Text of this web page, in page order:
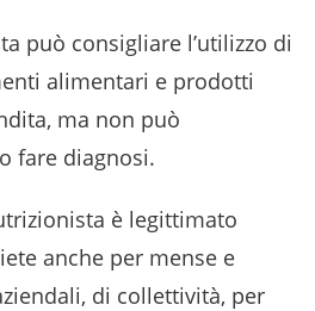
può consigliare l’utilizzo di
alimentari e prodotti
ma non può
fare diagnosi.
è legittimato
anche per mense e
di collettività, per